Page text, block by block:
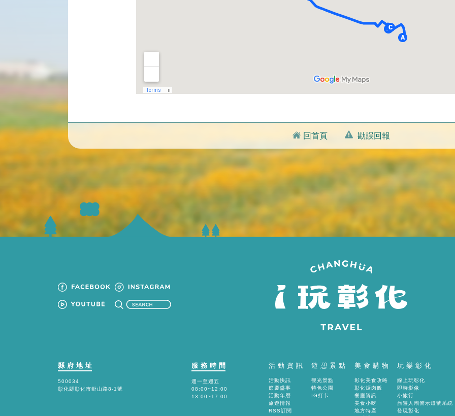
回首頁 勘誤回報
縣府地址
500034
彰化縣彰化市卦山路8-1號
服務時間
週一至週五
08:00~12:00
13:00~17:00
活動資訊
活動快訊
節慶盛事
活動年曆
旅遊情報
RSS訂閱
遊憩景點
觀光景點
特色公園
IG打卡
美食購物
彰化美食攻略
彰化爌肉飯
餐廳資訊
美食小吃
地方特產
玩樂彰化
線上玩彰化
即時影像
小旅行
旅遊人潮警示燈號系統
發現彰化